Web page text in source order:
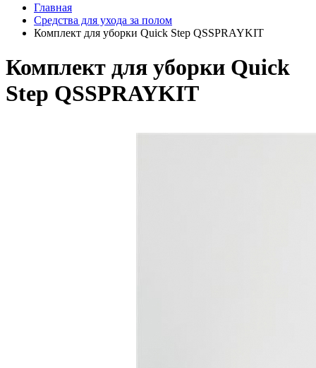
Главная
Средства для ухода за полом
Комплект для уборки Quick Step QSSPRAYKIT
Комплект для уборки Quick
Step QSSPRAYKIT